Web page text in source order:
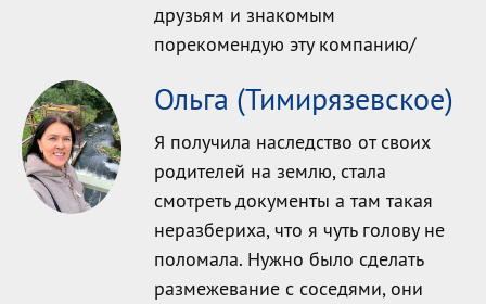
друзьям и знакомым
порекомендую эту компанию/
Ольга (Тимирязевское)
Я получила наследство от своих
родителей на землю, стала
смотреть документы а там такая
неразбериха, что я чуть голову не
поломала. Нужно было сделать
размежевание с соседями, они